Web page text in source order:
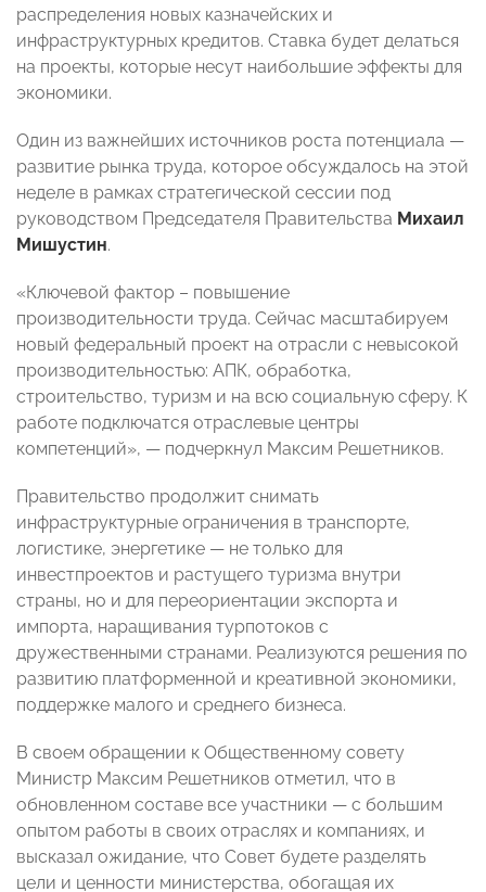
распределения новых казначейских и
инфраструктурных кредитов. Ставка будет делаться
на проекты, которые несут наибольшие эффекты для
экономики.
Один из важнейших источников роста потенциала —
развитие рынка труда, которое обсуждалось на этой
неделе в рамках стратегической сессии под
руководством Председателя Правительства Михаил
Мишустин.
«Ключевой фактор – повышение
производительности труда. Сейчас масштабируем
новый федеральный проект на отрасли с невысокой
производительностью: АПК, обработка,
строительство, туризм и на всю социальную сферу. К
работе подключатся отраслевые центры
компетенций», — подчеркнул Максим Решетников.
Правительство продолжит снимать
инфраструктурные ограничения в транспорте,
логистике, энергетике — не только для
инвестпроектов и растущего туризма внутри
страны, но и для переориентации экспорта и
импорта, наращивания турпотоков с
дружественными странами. Реализуются решения по
развитию платформенной и креативной экономики,
поддержке малого и среднего бизнеса.
В своем обращении к Общественному совету
Министр Максим Решетников отметил, что в
обновленном составе все участники — с большим
опытом работы в своих отраслях и компаниях, и
высказал ожидание, что Совет будете разделять
цели и ценности министерства, обогащая их